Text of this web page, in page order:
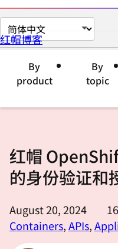
切
换
言
红帽博客
By
product
By
topic
红帽
的身份验证和
August 20, 2024 16
Containers,APIs,